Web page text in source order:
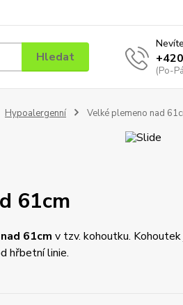
Hledat
(Po-
Hypoalergenní Velké plemeno nad
61cm
nad 61cm v tzv. kohoutku.
hřbetní linie.